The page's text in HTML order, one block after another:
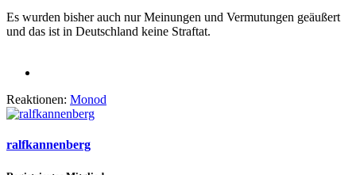
Es wurden bisher auch nur Meinungen und Vermutungen geäußert
und das ist in Deutschland keine Straftat.
Reaktionen: Monod
ralfkannenberg